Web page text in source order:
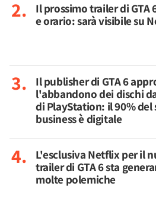
Il prossimo trailer di GTA
e orario: sarà visibile su
Il publisher di GTA 6
l'abbandono dei dischi
di PlayStation: il 90% del
business è digitale
L'esclusiva Netflix per il
trailer di GTA 6 sta
molte polemiche